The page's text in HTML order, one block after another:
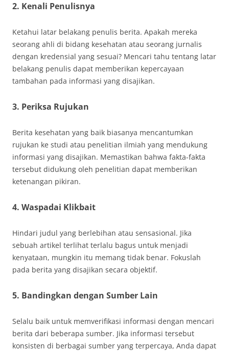
2. Kenali Penulisnya
Ketahui latar belakang penulis berita. Apakah mereka
seorang ahli di bidang kesehatan atau seorang jurnalis
dengan kredensial yang sesuai? Mencari tahu tentang latar
belakang penulis dapat memberikan kepercayaan
tambahan pada informasi yang disajikan.
3. Periksa Rujukan
Berita kesehatan yang baik biasanya mencantumkan
rujukan ke studi atau penelitian ilmiah yang mendukung
informasi yang disajikan. Memastikan bahwa fakta-fakta
tersebut didukung oleh penelitian dapat memberikan
ketenangan pikiran.
4. Waspadai Klikbait
Hindari judul yang berlebihan atau sensasional. Jika
sebuah artikel terlihat terlalu bagus untuk menjadi
kenyataan, mungkin itu memang tidak benar. Fokuslah
pada berita yang disajikan secara objektif.
5. Bandingkan dengan Sumber Lain
Selalu baik untuk memverifikasi informasi dengan mencari
berita dari beberapa sumber. Jika informasi tersebut
konsisten di berbagai sumber yang terpercaya, Anda dapat